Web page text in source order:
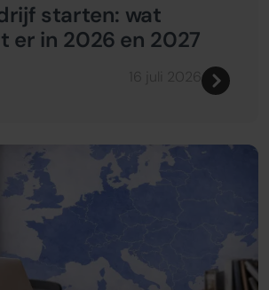
starten: wat
er in 2026 en 2027